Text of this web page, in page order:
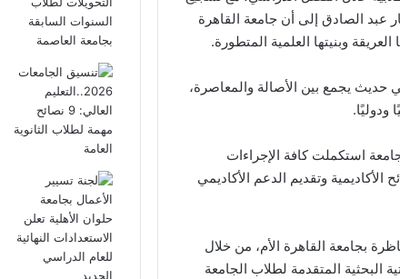
عبد الصادق إلى أن جامعة القاهرة
العريقة وبنيتها العلمية المتطورة.
حديث يجمع بين الأصالة والمعاصرة،
استكملت كافة الإجراءات
الأكاديمية وتقديم الدعم الأكاديمي
بجامعة القاهرة الأم، من خلال
البحثية المتقدمة لطلاب الجامعة